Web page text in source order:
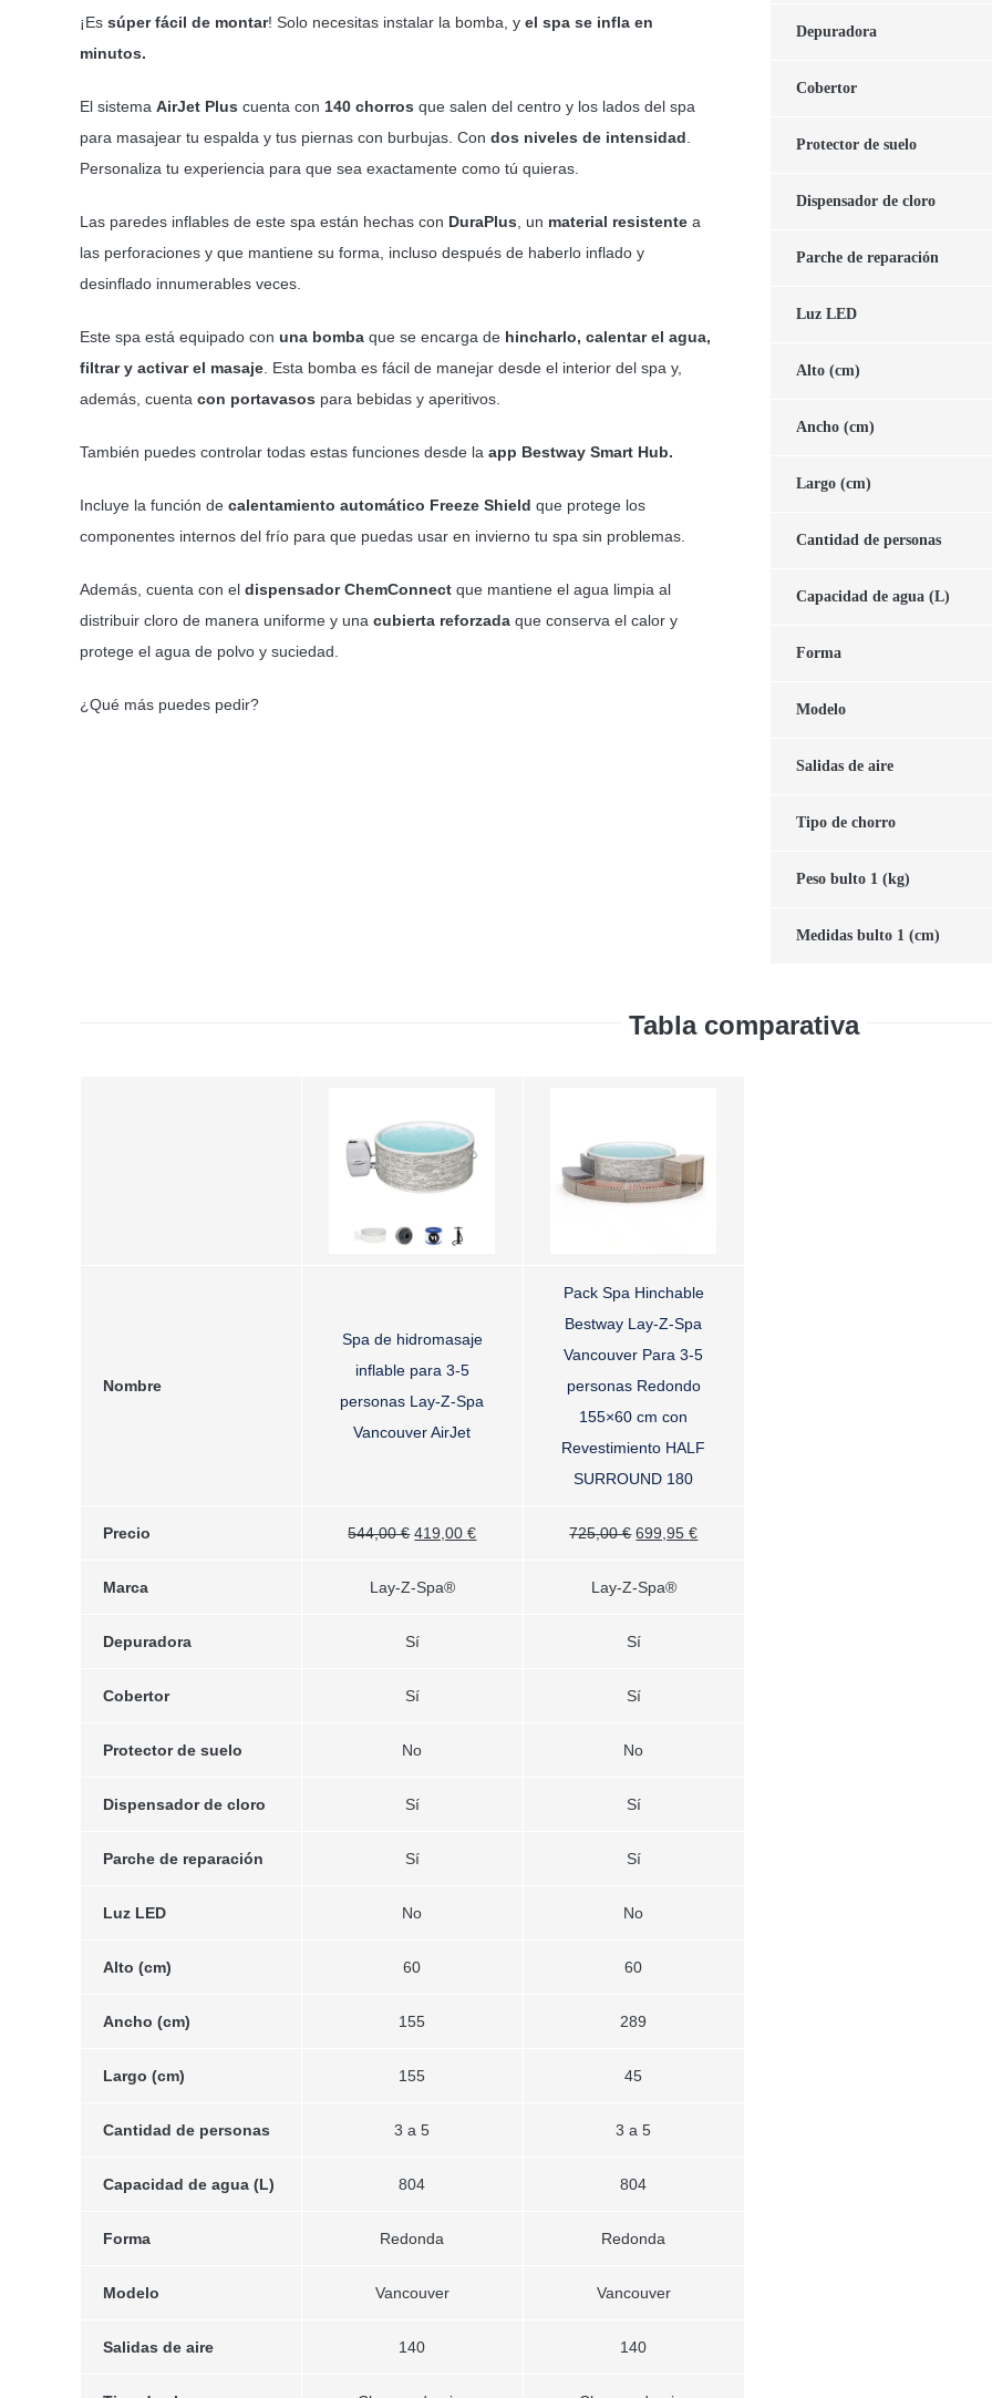
¡Es súper fácil de montar! Solo necesitas instalar la bomba, y el spa se infla en
minutos.
El sistema AirJet Plus cuenta con 140 chorros que salen del centro y los lados del spa
para masajear tu espalda y tus piernas con burbujas. Con dos niveles de intensidad
Personaliza tu experiencia para que sea exactamente como tú quieras.
Las paredes inflables de este spa están hechas con DuraPlus , un material resistentea
las perforaciones y que mantiene su forma, incluso después de haberlo inflado y
desinflado innumerables veces.
Este spa está equipado con una bombaque se encarga de hincharlo, calentar el agua,
filtrar y activar el masaje. Esta bomba es fácil de manejar desde el interior del spa y,
además, cuenta con portavasos para bebidas y aperitivos.
También puedes controlar todas estas funciones desde la app Bestway Smart Hub.
Incluye la función de calentamiento automático Freeze Shield que protege los
componentes internos del frío para que puedas usar en invierno tu spa sin problemas.
Además, cuenta con el dispensador ChemConnect que mantiene el agua limpia al
distribuir cloro de manera uniforme y una cubierta reforzadaque conserva el calor y
protege el agua de polvo y suciedad.
¿Qué más puedes pedir?
Depuradora
Cobertor
Protector de suelo
Dispensador de cloro
Parche de reparación
Luz LED
Alto (cm)
Ancho (cm)
Largo (cm)
Cantidad de personas
Capacidad de agua (L)
Forma
Modelo
Salidas de aire
Tipo de chorro
Peso bulto 1 (kg)
Medidas bulto 1 (cm)
Tabla comparativa
Nombre
Spa de hidromasaje
inflable para 3-5
personas Lay-Z-Spa
Vancouver AirJet
Pack Spa Hinchable
Bestway Lay-Z-Spa
Vancouver Para 3-5
personas Redondo
155×60 cm con
Revestimiento HALF
SURROUND 180
Precio 544,00€ El
original
419,00€El
725,00€ El
original
699,95€El
Marca Lay-Z-Spa® Lay-Z-Spa®
Depuradora Sí Sí
Cobertor Sí Sí
Protector de suelo No No
Dispensador de cloro Sí Sí
Parche de reparación Sí Sí
Luz LED No No
Alto (cm) 60 60
Ancho (cm) 155 289
Largo (cm) 155 45
Cantidad de personas 3 a 5 3 a 5
Capacidad de agua (L) 804 804
Forma Redonda Redonda
Modelo Vancouver Vancouver
Salidas de aire 140 140